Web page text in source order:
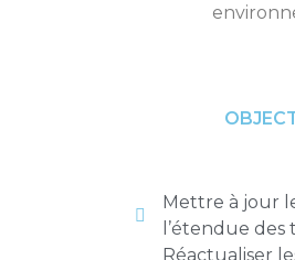
Mettre à jour
l’étendue
Réactualiser